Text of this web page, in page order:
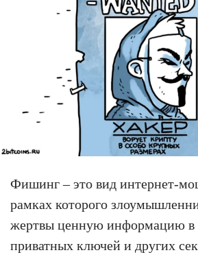
Фишинг – это вид интернет-
рамках которого
жертвы ценную информацию в
приватных ключей и других